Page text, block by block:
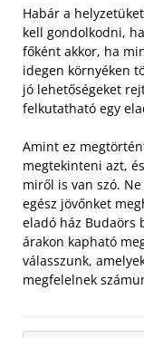
Habár a
kell gondolkodni,
főként akkor, ha
idegen környéken
jó lehetőségeket
felkutatható egy
Amint ez
megtekinteni azt,
miről is van szó.
egész jövőnket
eladó ház Budaörs
árakon kapható
válasszunk,
megfelelnek